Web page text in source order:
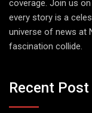
coverage. Join us
every story is a
universe of news at
fascination collide.
Recent Post